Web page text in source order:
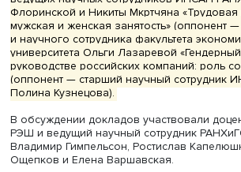
В третьем раунде обследования
респондентов говорили о том, что
отстранении непривитых
вероятном увольнении и 10% — о
сокращении зарплаты.
В целом меры негативной мотивации
вероятность вакцинации
оказались более эффективными,
обязательность прививок отдельных
положительно повлияла на